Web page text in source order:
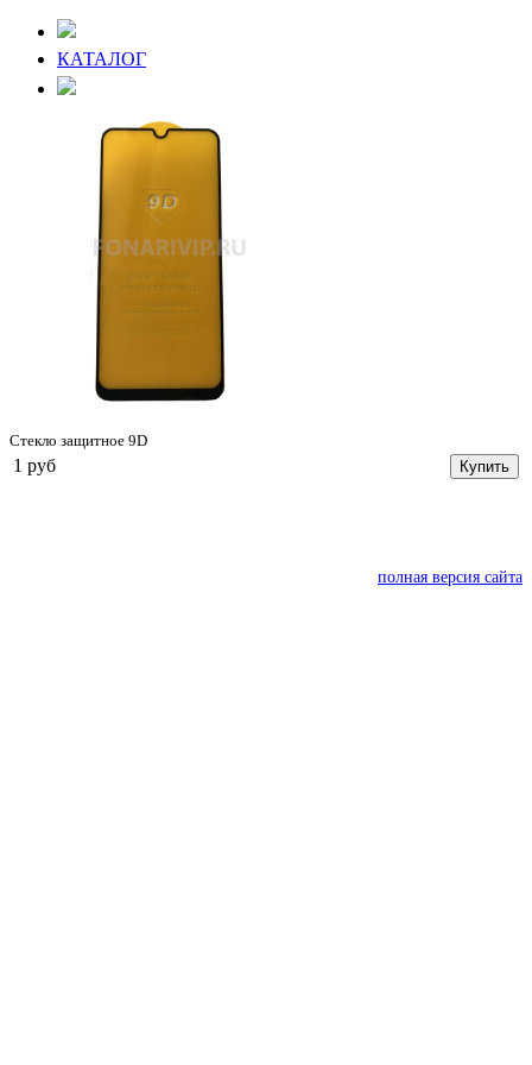
КАТАЛОГ
Стекло защитное 9D
1 руб Купить
полная версия сайта